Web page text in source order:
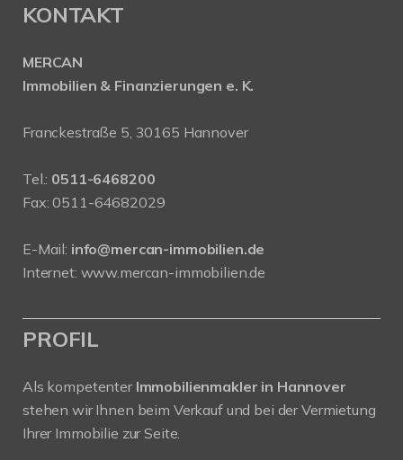
KONTAKT
MERCAN
Immobilien & Finanzierungen e. K.
Franckestraße 5, 30165 Hannover
Tel.: 0511-6468200
Fax: 0511-64682029
E-Mail: info@mercan-immobilien.de
Internet: www.mercan-immobilien.de
PROFIL
Als kompetenter Immobilienmakler in Hannover
stehen wir Ihnen beim Verkauf und bei der Vermietung
Ihrer Immobilie zur Seite.